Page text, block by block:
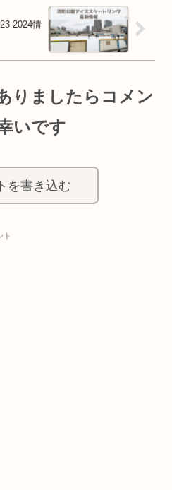
2024情
りましたらコメン
いです
を書き込む
ト